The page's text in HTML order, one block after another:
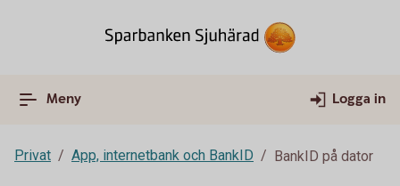
Meny Logga in
Privat App, internetbank och BankID BankID på dator